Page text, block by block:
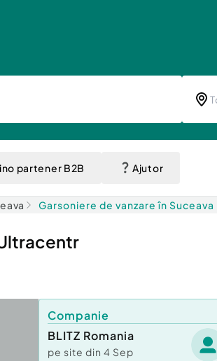
partener B2B Ajutor
Garsoniere de vanzare în Suceava
Companie
BLITZ Romania
pe site din 4 Sep